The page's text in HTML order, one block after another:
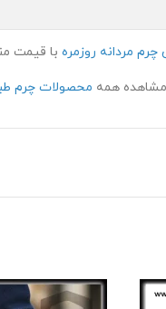
مردانه روزمره با قیمت
مشاهده همه محصولات چرم